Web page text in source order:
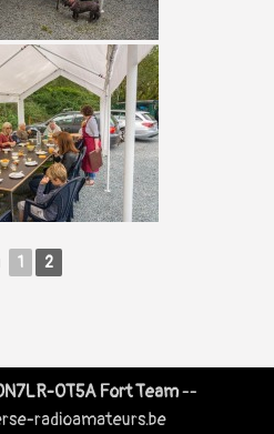
1 2
OT5A Fort Team--
radioamateurs.be